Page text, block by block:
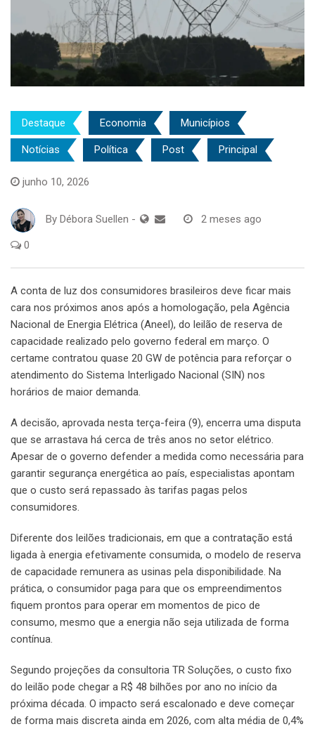
Destaque Economia Municípios
Notícias Política Post Principal
junho 10, 2026
By Débora Suellen - 2 meses ago
0
A conta de luz dos consumidores brasileiros deve ficar mais
cara nos próximos anos após a homologação, pela Agência
Nacional de Energia Elétrica (Aneel), do leilão de reserva de
capacidade realizado pelo governo federal em março. O
certame contratou quase 20 GW de potência para reforçar o
atendimento do Sistema Interligado Nacional (SIN) nos
horários de maior demanda.
A decisão, aprovada nesta terça-feira (9), encerra uma disputa
que se arrastava há cerca de três anos no setor elétrico.
Apesar de o governo defender a medida como necessária para
garantir segurança energética ao país, especialistas apontam
que o custo será repassado às tarifas pagas pelos
consumidores.
Diferente dos leilões tradicionais, em que a contratação está
ligada à energia efetivamente consumida, o modelo de reserva
de capacidade remunera as usinas pela disponibilidade. Na
prática, o consumidor paga para que os empreendimentos
fiquem prontos para operar em momentos de pico de
consumo, mesmo que a energia não seja utilizada de forma
contínua.
Segundo projeções da consultoria TR Soluções, o custo fixo
do leilão pode chegar a R$ 48 bilhões por ano no início da
próxima década. O impacto será escalonado e deve começar
de forma mais discreta ainda em 2026, com alta média de 0,4%